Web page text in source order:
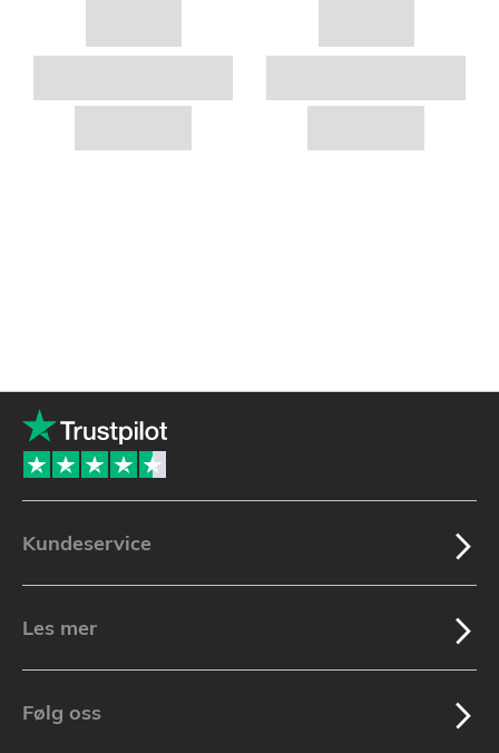
Kundeservice
Les mer
Følg oss